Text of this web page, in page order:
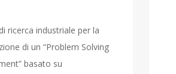
ricerca industriale per la
di un “Problem Solving
basato su